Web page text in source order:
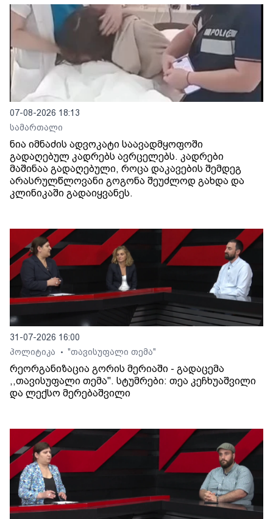
07-08-2026 18:13
სამართალი
ნია იმნაძის ადვოკატი საავადმყოფოში
გადაღებულ კადრებს ავრცელებს. კადრები
მაშინაა გადაღებული, როცა დაკავების შემდეგ
არასრულწლოვანი გოგონა შეუძლოდ გახდა და
კლინიკაში გადაიყვანეს.
31-07-2026 16:00
პოლიტიკა
• "თავისუფალი თემა"
რეორგანიზაცია გორის მერიაში - გადაცემა
,,თავისუფალი თემა". სტუმრები: თეა კეჩხუაშვილი
და ლექსო მერებაშვილი